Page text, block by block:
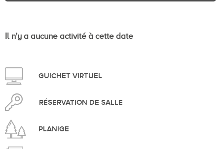
Il n'y a aucune activité à cette date
GUICHET VIRTUEL
RÉSERVATION DE SALLE
PLANIGE